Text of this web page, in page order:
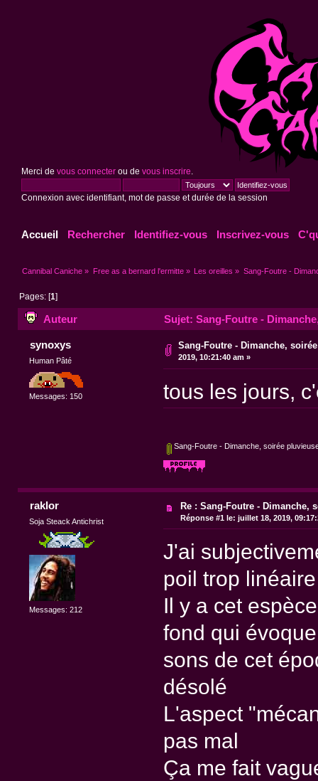
Merci de vous connecterou de vous inscrire
Connexion avec identifiant, mot de passe et durée de la session
Accueil Rechercher Identifiez-vous Inscrivez-vous
Cannibal Caniche » Free as a bernard l'ermitte» Les oreilles » Sang-Foutre -
Pages: [1]
Auteur Sujet: Sang-Foutre -
synoxys
Human Pâté
Messages: 150
Sang-Foutre - Dimanche,
2019, 10:21:40 am »
tous les jours,
Sang-Foutre - Dimanche, soirée
raklor
Soja Steack Antichrist
Messages: 212
Re : Sang-Foutre - Dimanche,
Réponse #1 le: juillet 18, 2019,
J'ai
poil trop
Il y a cet
fond qui
sons de cet
désolé
L'aspect
pas mal
Ça me fait